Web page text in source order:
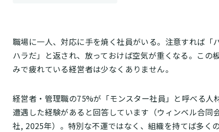
職場に一人、対応に手を焼く社員がいる。注意すれば「
ハラだ」と返され、放っておけば空気が重くなる。この
みで疲れている経営者は少なくありません。
経営者・管理職の75%が「モンスター社員」と呼べる人
遭遇した経験があると回答しています（ウィンベル合同
社, 2025年）。特別な不運ではなく、組織を持てば多く